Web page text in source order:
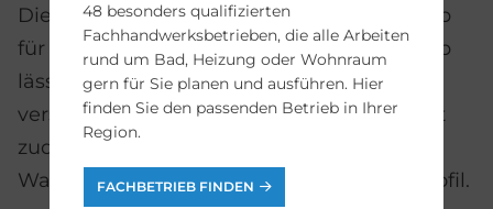
Die Dusch-Funktionen stehen auch als App
für das Smartphone zur Verfügung. Via App
lässt sich die Wassertemperatur in
verschiedenen Stufen einstellen und bietet
zudem bequemen Zugriff auf die
Wartungsmeldungen und das Benutzerprofil.
48 besonders qualifizierten
Fachhandwerksbetrieben, die alle Arbeiten
rund um Bad, Heizung oder Wohnraum
gern für Sie planen und ausführen. Hier
finden Sie den passenden Betrieb in Ihrer
Region.
FACHBETRIEB FINDEN